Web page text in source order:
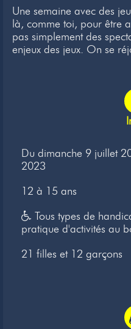
Une semaine avec des
là, comme toi, pour être
pas simplement des
enjeux des jeux. On se
Du dimanche 9 juillet
2023
12 à 15 ans
Tous types de
pratique d'activités au
21 filles et 12 garçons